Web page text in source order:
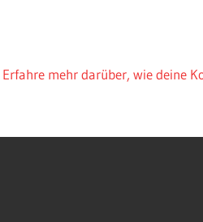
Erfahre mehr darüber, wie deine